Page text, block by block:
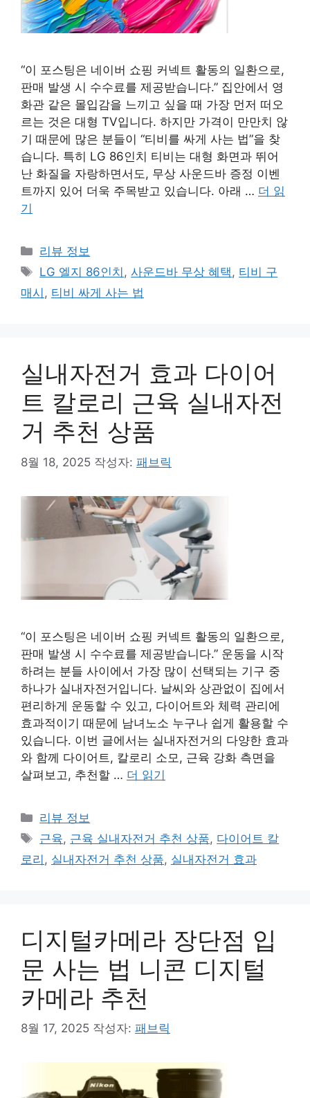
“이 포스팅은 네이버 쇼핑 커넥트 활동의 일환으로,
판매 발생 시 수수료를 제공받습니다.” 집안에서 영
화관 같은 몰입감을 느끼고 싶을 때 가장 먼저 떠오
르는 것은 대형 TV입니다. 하지만 가격이 만만치 않
기 때문에 많은 분들이 “티비를 싸게 사는 법”을 찾
습니다. 특히 LG 86인치 티비는 대형 화면과 뛰어
난 화질을 자랑하면서도, 무상 사운드바 증정 이벤
트까지 있어 더욱 주목받고 있습니다. 아래 … 더 읽
기
카
테
리
리뷰 정보
태
그
LG 엘지 86인치 ,사운드바 무상 혜택, 티비 구
매시 , 티비 싸게 사는 법
실내자전거 효과 다이어
트 칼로리 근육 실내자전
거 추천 상품
8월 18, 2025 작성자: 패브릭
“이 포스팅은 네이버 쇼핑 커넥트 활동의 일환으로,
판매 발생 시 수수료를 제공받습니다.” 운동을 시작
하려는 분들 사이에서 가장 많이 선택되는 기구 중
하나가 실내자전거입니다. 날씨와 상관없이 집에서
편리하게 운동할 수 있고, 다이어트와 체력 관리에
효과적이기 때문에 남녀노소 누구나 쉽게 활용할 수
있습니다. 이번 글에서는 실내자전거의 다양한 효과
와 함께 다이어트, 칼로리 소모, 근육 강화 측면을
살펴보고, 추천할 … 더 읽기
카
테
리
리뷰 정보
태
그
근육, 근육 실내자전거 추천 상품, 다이어트 칼
로리 , 실내자전거 추천 상품, 실내자전거 효과
디지털카메라 장단점 입
문 사는 법 니콘 디지털
카메라 추천
8월 17, 2025 작성자: 패브릭